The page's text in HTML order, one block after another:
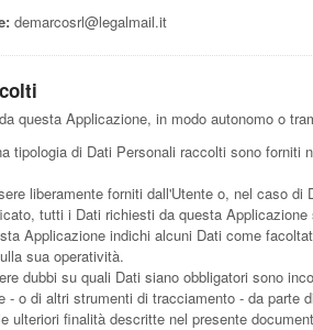
demarcosrl@legalmail.it
questa Applicazione, in modo autonomo o
tipologia di Dati Personali raccolti sono
liberamente forniti dall'Utente o, nel caso
tutti i Dati richiesti da questa
Applicazione indichi alcuni Dati come
sua operatività.
dubbi su quali Dati siano obbligatori sono
- o di altri strumenti di tracciamento - da
ulteriori finalità descritte nel presente